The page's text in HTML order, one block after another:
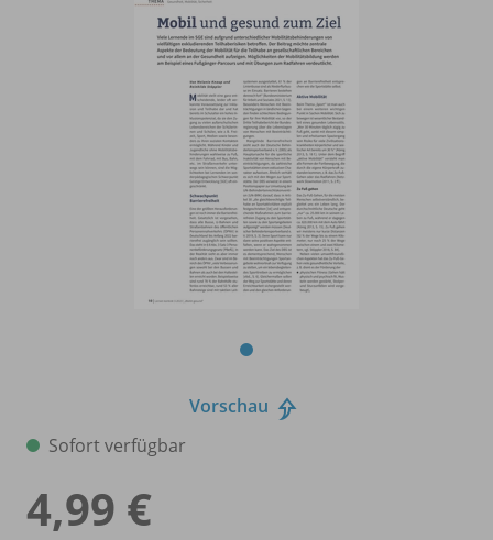
Vorschau
Sofort verfügbar
4,99 €